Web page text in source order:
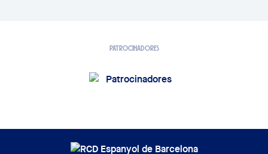
PATROCINADORES